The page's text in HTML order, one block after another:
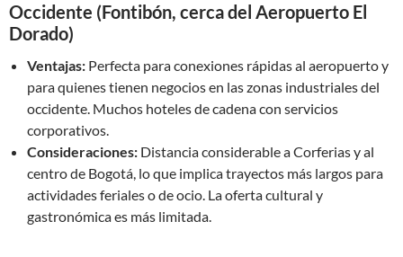
Occidente (Fontibón, cerca del Aeropuerto El
Dorado)
Ventajas: Perfecta para conexiones rápidas al aeropuerto y
para quienes tienen negocios en las zonas industriales del
occidente. Muchos hoteles de cadena con servicios
corporativos.
Consideraciones: Distancia considerable a Corferias y al
centro de Bogotá, lo que implica trayectos más largos para
actividades feriales o de ocio. La oferta cultural y
gastronómica es más limitada.